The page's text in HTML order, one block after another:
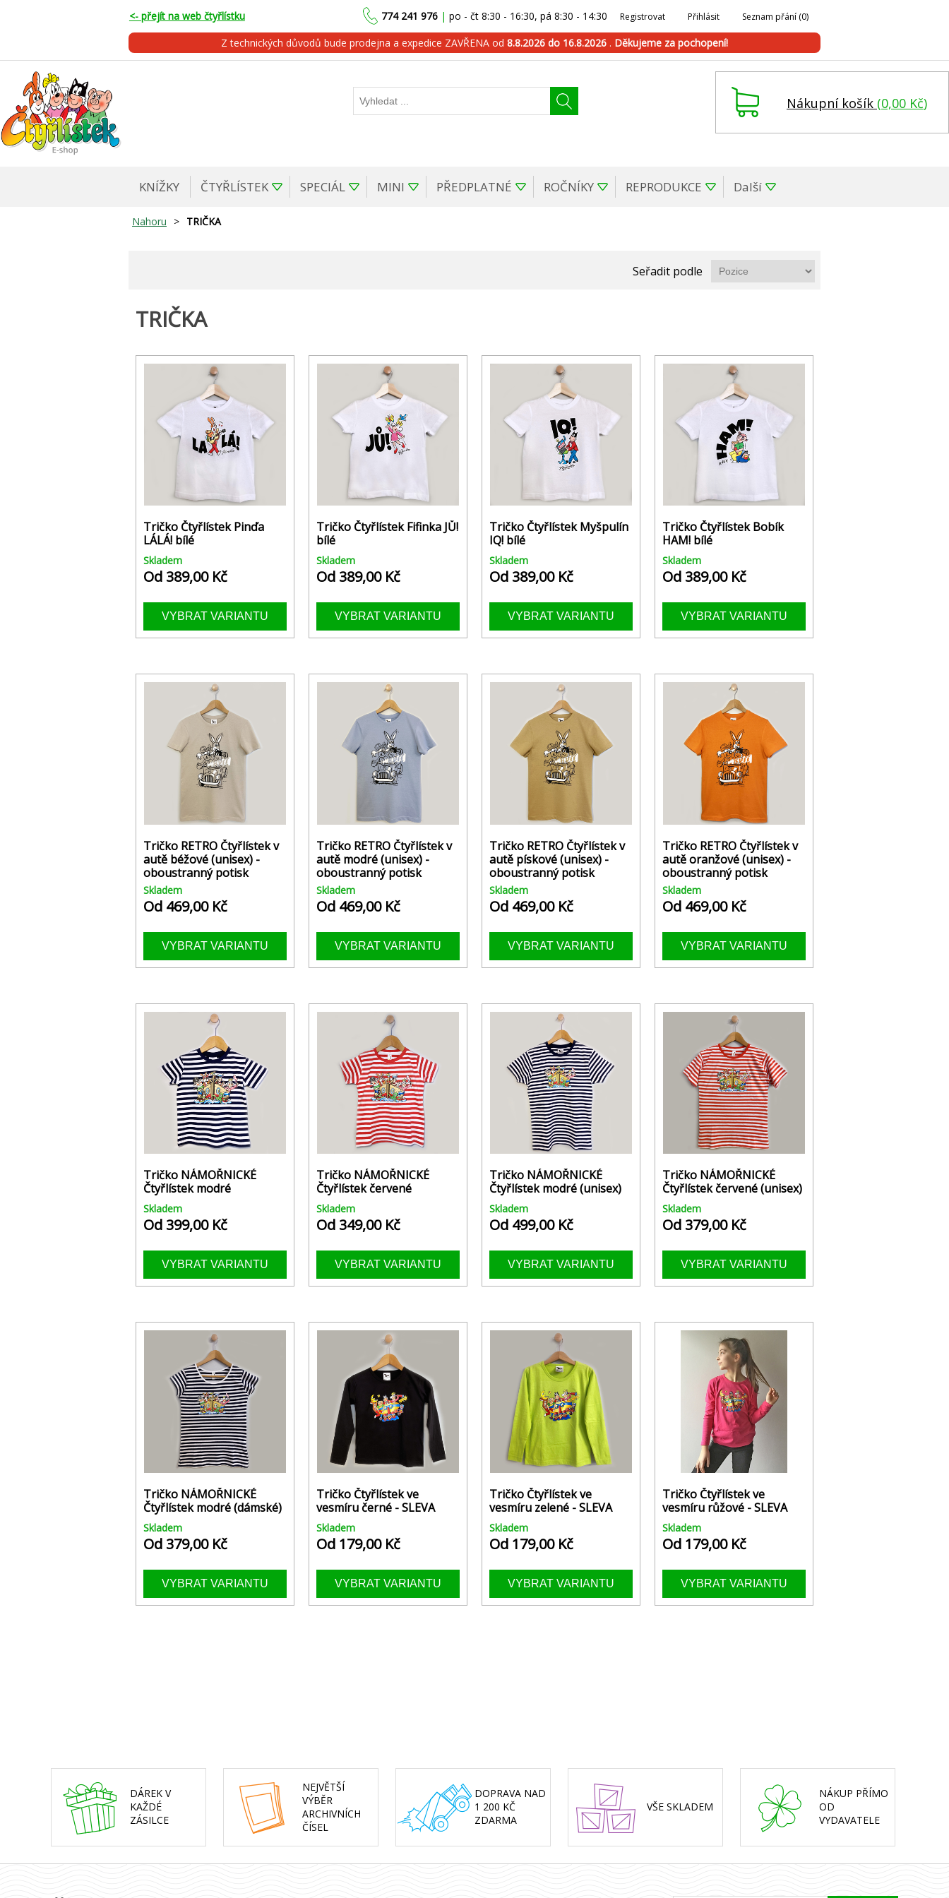
<- přejít na web čtyřlístku 774 241 976 |po - čt 8:30 - 16:30, pá 8:30 - 14:30 Registrovat Přihlásit Seznam přání (0)
Z technických důvodů bude prodejna a expedice ZAVŘENA od 8.8.2026 do 16.8.2026 . Děkujeme za pochopení!
Nákupní košík (0,00 Kč)
KNÍŽKY ČTYŘLÍSTEK SPECIÁL MINI PŘEDPLATNÉ ROČNÍKY REPRODUKCE Další
Nahoru > TRIČKA
Seřadit podle
TRIČKA
Tričko Čtyřlístek Pinďa
LÁLÁ! bílé
Skladem
Od 389,00 Kč
Tričko Čtyřlístek Fifinka JŮ!
bílé
Skladem
Od 389,00 Kč
Tričko Čtyřlístek Myšpulín
IQ! bílé
Skladem
Od 389,00 Kč
Tričko Čtyřlístek Bobík
HAM! bílé
Skladem
Od 389,00 Kč
Tričko RETRO Čtyřlístek v
autě béžové (unisex) -
oboustranný potisk
Skladem
Od 469,00 Kč
Tričko RETRO Čtyřlístek v
autě modré (unisex) -
oboustranný potisk
Skladem
Od 469,00 Kč
Tričko RETRO Čtyřlístek v
autě pískové (unisex) -
oboustranný potisk
Skladem
Od 469,00 Kč
Tričko RETRO Čtyřlístek v
autě oranžové (unisex) -
oboustranný potisk
Skladem
Od 469,00 Kč
Tričko NÁMOŘNICKÉ
Čtyřlístek modré
Skladem
Od 399,00 Kč
Tričko NÁMOŘNICKÉ
Čtyřlístek červené
Skladem
Od 349,00 Kč
Tričko NÁMOŘNICKÉ
Čtyřlístek modré (unisex)
Skladem
Od 499,00 Kč
Tričko NÁMOŘNICKÉ
Čtyřlístek červené (unisex)
Skladem
Od 379,00 Kč
Tričko NÁMOŘNICKÉ
Čtyřlístek modré (dámské)
Skladem
Od 379,00 Kč
Tričko Čtyřlístek ve
vesmíru černé - SLEVA
Skladem
Od 179,00 Kč
Tričko Čtyřlístek ve
vesmíru zelené - SLEVA
Skladem
Od 179,00 Kč
Tričko Čtyřlístek ve
vesmíru růžové - SLEVA
Skladem
Od 179,00 Kč
DÁREK V
KAŽDÉ
ZÁSILCE
NEJVĚTŠÍ
VÝBĚR
ARCHIVNÍCH
ČÍSEL
DOPRAVA NAD
1 200 KČ
ZDARMA
VŠE SKLADEM
NÁKUP PŘÍMO
OD
VYDAVATELE